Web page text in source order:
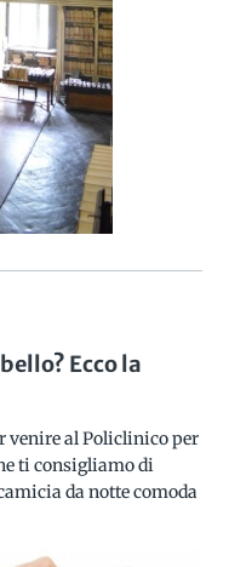
Ecco la
venire al Policlinico per
ti consigliamo di
da notte comoda